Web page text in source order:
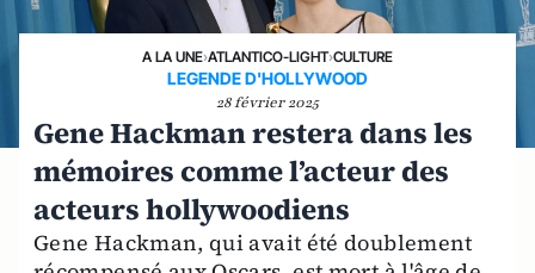
A LA UNE›ATLANTICO-LIGHT›CULTURE
LEGENDE D'HOLLYWOOD
28 février 2025
Gene Hackman restera dans les
mémoires comme l’acteur des
acteurs hollywoodiens
Gene Hackman, qui avait été doublement